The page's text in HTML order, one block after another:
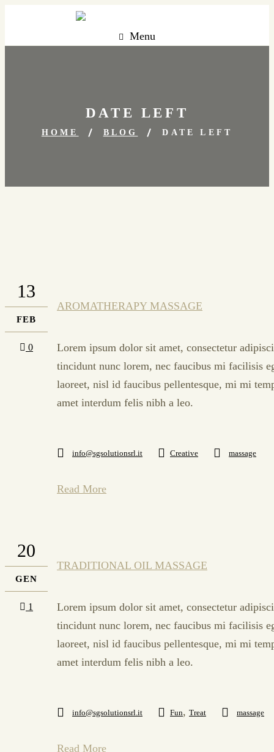
Menu
DATE LEFT
HOME BLOG DATE LEFT
13
FEB
0
AROMATHERAPY MASSAGE
Lorem ipsum dolor sit amet, consectetur
tincidunt nunc lorem, nec faucibus mi facilisis
laoreet, nisl id faucibus pellentesque, mi mi
amet interdum felis nibh a leo.
info@sgsolutionsrl.it Creative massage
Read More
20
GEN
1
TRADITIONAL OIL MASSAGE
Lorem ipsum dolor sit amet, consectetur
tincidunt nunc lorem, nec faucibus mi facilisis
laoreet, nisl id faucibus pellentesque, mi mi
amet interdum felis nibh a leo.
info@sgsolutionsrl.it Fun, Treat massage
Read More